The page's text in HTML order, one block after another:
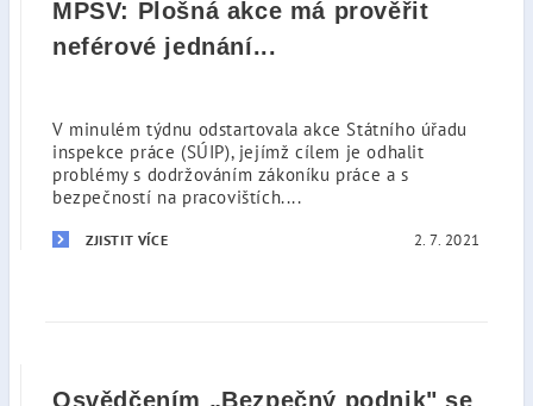
MPSV: Plošná akce má prověřit
neférové jednání...
V minulém týdnu odstartovala akce Státního úřadu
inspekce práce (SÚIP), jejímž cílem je odhalit
problémy s dodržováním zákoníku práce a s
bezpečností na pracovištích....
ZJISTIT VÍCE 2. 7. 2021
Osvědčením „Bezpečný podnik" se